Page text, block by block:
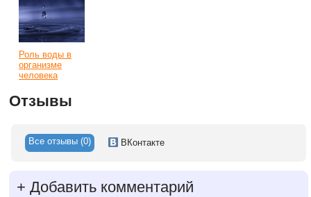
Роль воды в
организме
человека
Отзывы
Все отзывы (0) ВКонтакте
+ Добавить комментарий